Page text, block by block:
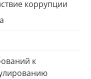
коррупции
к